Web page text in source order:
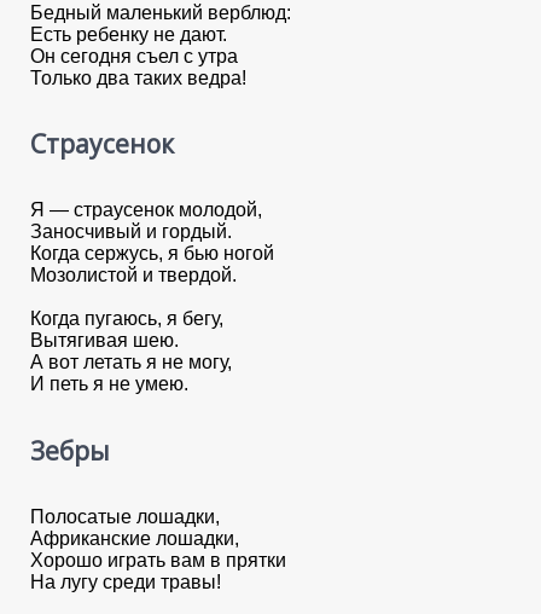
Бедный маленький верблюд:
Есть ребенку не дают.
Он сегодня съел с утра
Только два таких ведра!
Страусенок
Я — страусенок молодой,
Заносчивый и гордый.
Когда сержусь, я бью ногой
Мозолистой и твердой.
Когда пугаюсь, я бегу,
Вытягивая шею.
А вот летать я не могу,
И петь я не умею.
Зебры
Полосатые лошадки,
Африканские лошадки,
Хорошо играть вам в прятки
На лугу среди травы!